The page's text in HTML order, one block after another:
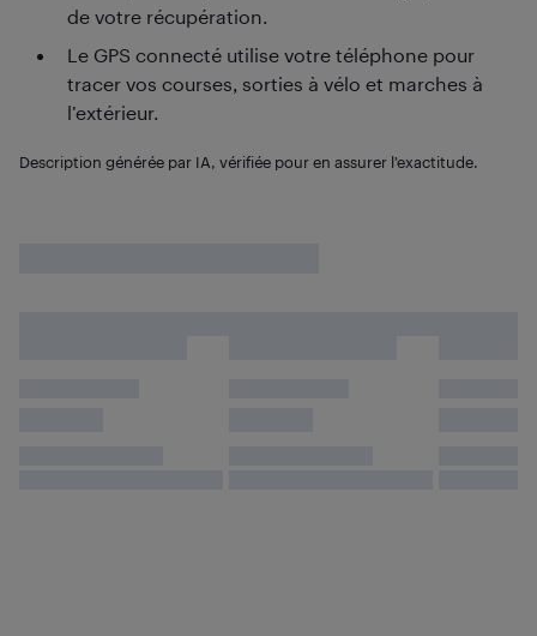
de votre récupération.
Le GPS connecté utilise votre téléphone pour
tracer vos courses, sorties à vélo et marches à
l’extérieur.
Description générée par IA, vérifiée pour en assurer l’exactitude.